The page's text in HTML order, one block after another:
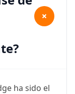
+
ha sido el